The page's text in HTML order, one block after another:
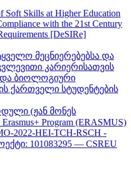
Soft Skills at Higher Education
with the 21st Century
[DeSIRe]
მეცნიერებებსა და
კარიერისათვის
და ბიოლოგიური
ქართველი სტუდენტების
(ჟან მონეს
Program (ERASMUS)
2022-HEI-TCH-RSCH -
101083295 — CSREU